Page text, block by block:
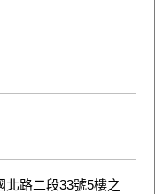
北路二段33號5樓之